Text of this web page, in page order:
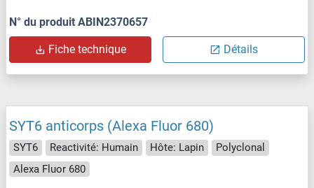
N° du produit ABIN2370657
Fiche technique Détails
SYT6 anticorps (Alexa Fluor 680)
SYT6 Reactivité: Humain Hôte: Lapin
Polyclonal
Alexa Fluor 680